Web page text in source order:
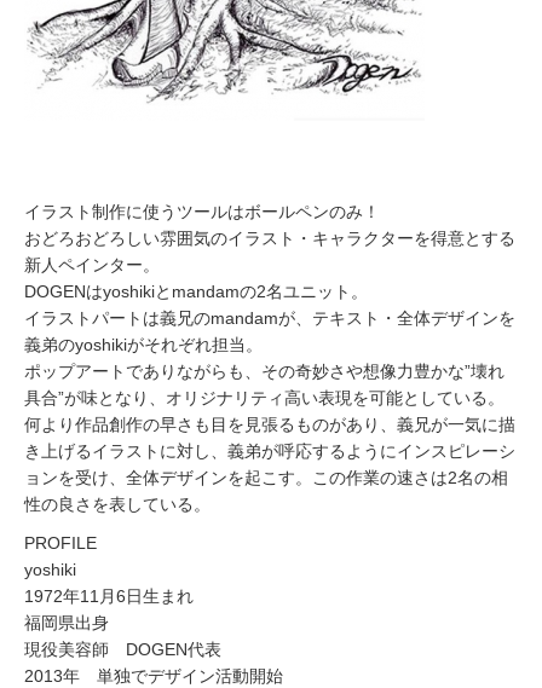
イラスト制作に使うツールはボールペンのみ！
おどろおどろしい雰囲気のイラスト・キャラクターを得意とする
新人ペインター。
DOGENはyoshikiとmandamの2名ユニット。
イラストパートは義兄のmandamが、テキスト・全体デザインを
義弟のyoshikiがそれぞれ担当。
ポップアートでありながらも、その奇妙さや想像力豊かな”壊れ
具合”が味となり、オリジナリティ高い表現を可能としている。
何より作品創作の早さも目を見張るものがあり、義兄が一気に描
き上げるイラストに対し、義弟が呼応するようにインスピレーシ
ョンを受け、全体デザインを起こす。この作業の速さは2名の相
性の良さを表している。
PROFILE
yoshiki
1972年11月6日生まれ
福岡県出身
現役美容師 DOGEN代表
2013年 単独でデザイン活動開始